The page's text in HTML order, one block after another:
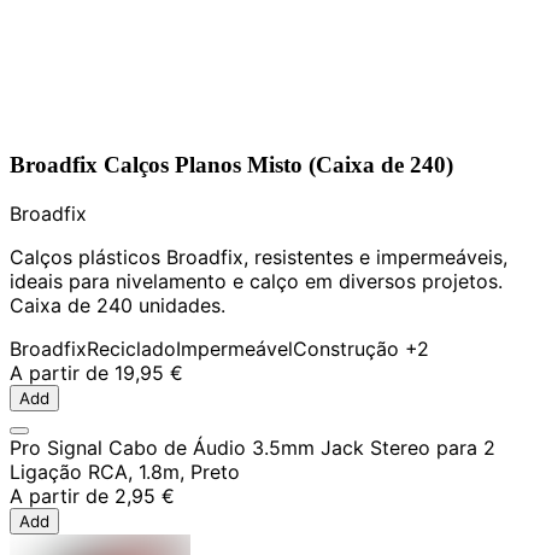
Broadfix Calços Planos Misto (Caixa de 240)
Broadfix
Calços plásticos Broadfix, resistentes e impermeáveis,
ideais para nivelamento e calço em diversos projetos.
Caixa de 240 unidades.
BroadfixRecicladoImpermeávelConstrução +2
A partir de 19,95 €
Add
Pro Signal Cabo de Áudio 3.5mm Jack Stereo para 2
Ligação RCA, 1.8m, Preto
A partir de 2,95 €
Add